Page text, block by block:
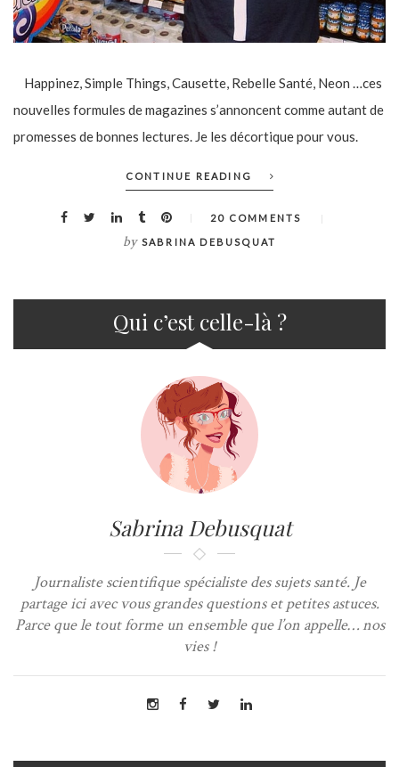
Happinez, Simple Things, Causette, Rebelle Santé, Neon …ces
nouvelles formules de magazines s’annoncent comme autant de
promesses de bonnes lectures. Je les décortique pour vous.
CONTINUE READING
20 COMMENTS
by SABRINA DEBUSQUAT
Qui c’est celle-là ?
Sabrina Debusquat
Journaliste scientifique spécialiste des sujets santé. Je
partage ici avec vous grandes questions et petites astuces.
Parce que le tout forme un ensemble que l’on appelle… nos
vies !